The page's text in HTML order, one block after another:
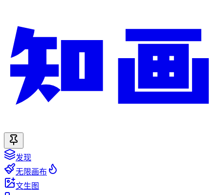
发现
无限画布
文生图